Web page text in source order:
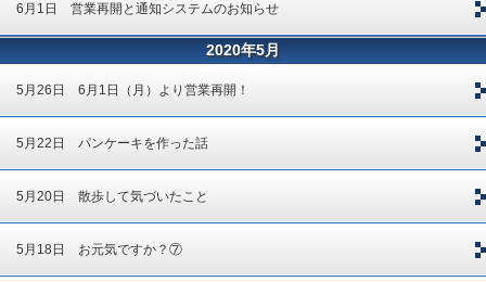
6月1日 営業再開と通知システムのお知らせ
2020年5月
5月26日 6月1日（月）より営業再開！
5月22日 パンケーキを作った話
5月20日 散歩して気づいたこと
5月18日 お元気ですか？⑦